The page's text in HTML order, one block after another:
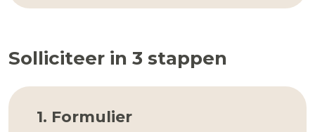
Solliciteer in 3 stappen
1. Formulier